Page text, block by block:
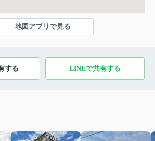
地図アプリで見る
する LINEで共有する